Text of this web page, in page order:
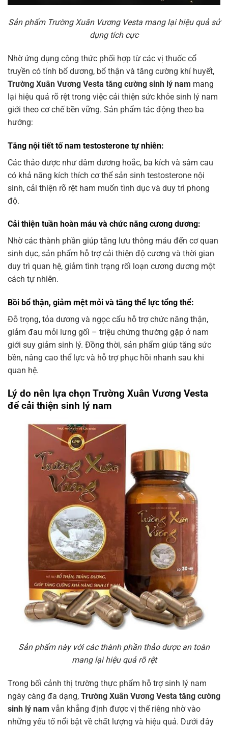
Sản phẩm Trường Xuân Vương Vesta mang lại hiệu quả sử
dụng tích cực
Nhờ ứng dụng công thức phối hợp từ các vị thuốc cổ
truyền có tính bổ dương, bổ thận và tăng cường khí huyết,
Trường Xuân Vương Vesta tăng cường sinh lý nam mang
lại hiệu quả rõ rệt trong việc cải thiện sức khỏe sinh lý nam
giới theo cơ chế bền vững. Sản phẩm tác động theo ba
hướng:
Tăng nội tiết tố nam testosterone tự nhiên:
Các thảo dược như dâm dương hoắc, ba kích và sâm cau
có khả năng kích thích cơ thể sản sinh testosterone nội
sinh, cải thiện rõ rệt ham muốn tình dục và duy trì phong
độ.
Cải thiện tuần hoàn máu và chức năng cương dương:
Nhờ các thành phần giúp tăng lưu thông máu đến cơ quan
sinh dục, sản phẩm hỗ trợ cải thiện độ cương và thời gian
duy trì quan hệ, giảm tình trạng rối loạn cương dương một
cách tự nhiên.
Bồi bổ thận, giảm mệt mỏi và tăng thể lực tổng thể:
Đỗ trọng, tỏa dương và ngọc cẩu hỗ trợ chức năng thận,
giảm đau mỏi lưng gối – triệu chứng thường gặp ở nam
giới suy giảm sinh lý. Đồng thời, sản phẩm giúp tăng sức
bền, nâng cao thể lực và hỗ trợ phục hồi nhanh sau khi
quan hệ.
Lý do nên lựa chọn Trường Xuân Vương Vesta
để cải thiện sinh lý nam
Sản phẩm này với các thành phần thảo dược an toàn
mang lại hiệu quả rõ rệt
Trong bối cảnh thị trường thực phẩm hỗ trợ sinh lý nam
ngày càng đa dạng, Trường Xuân Vương Vesta tăng cường
sinh lý nam vẫn khẳng định được vị thế riêng nhờ vào
những yếu tố nổi bật về chất lượng và hiệu quả. Dưới đây